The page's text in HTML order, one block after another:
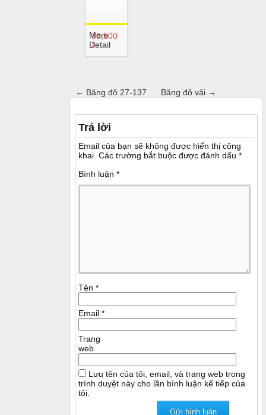
38,500
₫
More
Detail
← Băng đô 27-137 Băng đô vải →
Trả lời
Email của bạn sẽ không được hiển thị công
khai. Các trường bắt buộc được đánh dấu *
Bình luận *
Tên *
Email *
Trang
web
Lưu tên của tôi, email, và trang web trong
trình duyệt này cho lần bình luận kế tiếp của
tôi.